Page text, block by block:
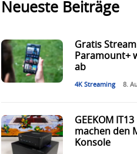
Neueste Beiträge
Gratis
Paramount+
ab
4K Streaming 8.
GEEKOM
machen den
Konsole